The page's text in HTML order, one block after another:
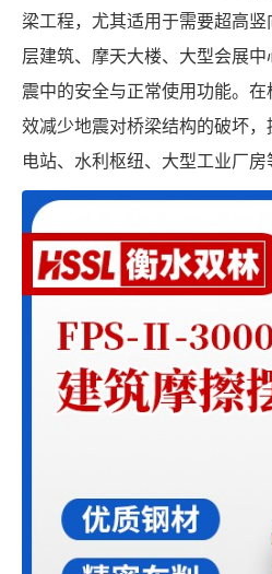
梁工程，尤其适用于需要超高
层建筑、摩天大楼、大型会展
震中的安全与正常使用功能。
效减少地震对桥梁结构的破坏
电站、水利枢纽、大型工业厂